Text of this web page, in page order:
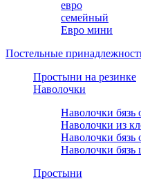
евро
семейный
Евро мини
Постельные
Простыни на резинке
Наволочки
Наволочки бязь
Наволочки из
Наволочки бязь
Наволочки бязь
Простыни